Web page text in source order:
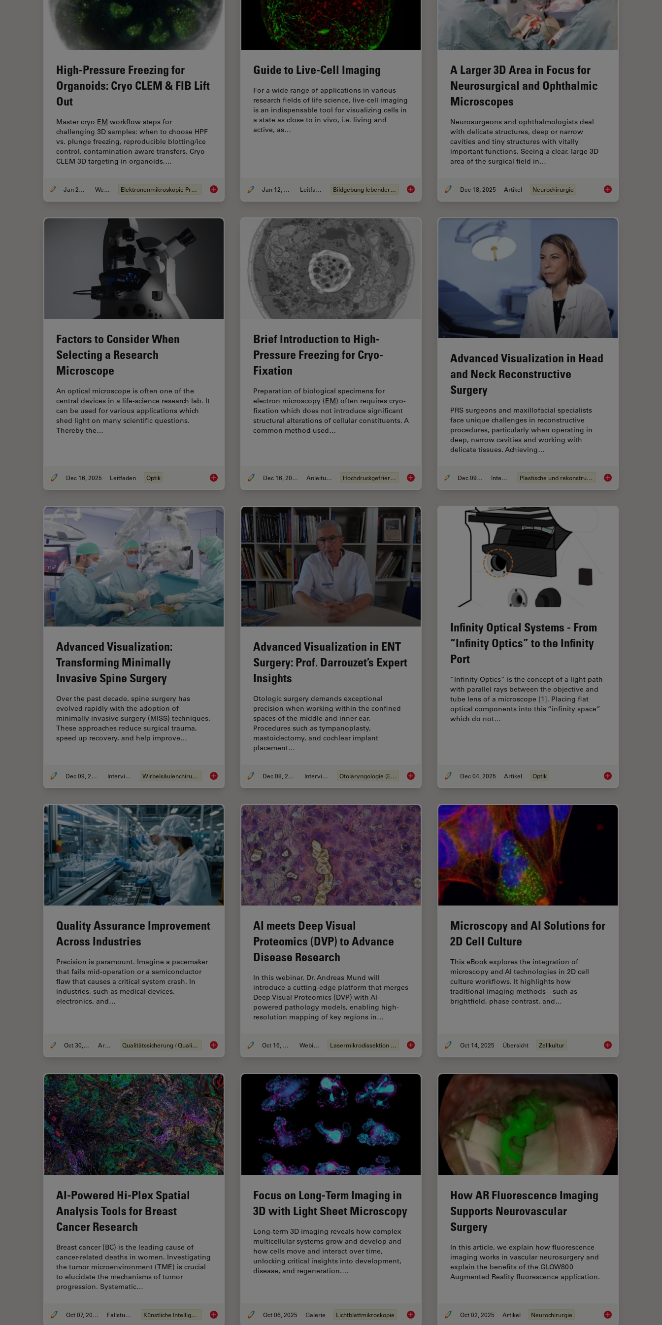
High-Pressure Freezing for
Organoids: Cryo CLEM & FIB Lift
Out
Master cryo EM workflow steps for
challenging 3D samples: when to choose HPF
vs. plunge freezing, reproducible blotting/ice
control, contamination aware transfers, Cryo
CLEM 3D targeting in organoids,…
Jan 22, 2026 Webinar Elektronenmikroskopie Probenvorbereitung High-Pressure Freezing for Organoids: Cryo CLEM &FIB Lift Out
Guide to Live-Cell Imaging
For a wide range of applications in various
research fields of life science, live-cell imaging
is an indispensable tool for visualizing cells in
a state as close to in vivo, i.e. living and
active, as…
Jan 12, 2026 Leitfaden Bildgebung lebender Zellen Guide to Live-Cell Imaging
A Larger 3D Area in Focus for
Neurosurgical and Ophthalmic
Microscopes
Neurosurgeons and ophthalmologists deal
with delicate structures, deep or narrow
cavities and tiny structures with vitally
important functions. Seeing a clear, large 3D
area of the surgical field in…
Dec 18, 2025 Artikel Neurochirurgie A Larger 3D Area in
Factors to Consider When
Selecting a Research
Microscope
An optical microscope is often one of the
central devices in a life-science research lab. It
can be used for various applications which
shed light on many scientific questions.
Thereby the…
Dec 16, 2025 Leitfaden Optik Factors to Consider When Selecting a Research Microscope
Brief Introduction to High-
Pressure Freezing for Cryo-
Fixation
Preparation of biological specimens for
electron microscopy (EM) often requires cryo-
fixation which does not introduce significant
structural alterations of cellular constituents. A
common method used…
Dec 16, 2025 Anleitung Hochdruckgefrieren Brief Introduction to High-Pressure Freezing for Cryo-Fixation
Advanced Visualization in Head
and Neck Reconstructive
Surgery
PRS surgeons and maxillofacial specialists
face unique challenges in reconstructive
procedures, particularly when operating in
deep, narrow cavities and working with
delicate tissues. Achieving…
Dec 09, 2025 Interview Plastische und rekonstruktive Chirurgie Advanced
Advanced Visualization:
Transforming Minimally
Invasive Spine Surgery
Over the past decade, spine surgery has
evolved rapidly with the adoption of
minimally invasive surgery (MISS) techniques.
These approaches reduce surgical trauma,
speed up recovery, and help improve…
Dec 09, 2025 Interview Wirbelsäulenchirurgie Advanced Visualization: Transforming Minimally Invasive Spine Surgery
Advanced Visualization in ENT
Surgery: Prof. Darrouzet’s Expert
Insights
Otologic surgery demands exceptional
precision when working within the confined
spaces of the middle and inner ear.
Procedures such as tympanoplasty,
mastoidectomy, and cochlear implant
placement…
Dec 08, 2025 Interview Otolaryngologie (ENT) Advanced Visualization in ENT Surgery: Prof. Darrouzet’s Expert Insights
Infinity Optical Systems - From
“Infinity Optics” to the Infinity
Port
“Infinity Optics” is the concept of a light path
with parallel rays between the objective and
tube lens of a microscope [1]. Placing flat
optical components into this “infinity space”
which do not…
Dec 04, 2025 Artikel Optik Infinity Optical
Quality Assurance Improvement
Across Industries
Precision is paramount. Imagine a pacemaker
that fails mid-operation or a semiconductor
flaw that causes a critical system crash. In
industries, such as medical devices,
electronics, and…
Oct 30, 2025 Artikel Qualitätssicherung / Qualitätskontrolle Quality Assurance Improvement Across Industries
AI meets Deep Visual
Proteomics (DVP) to Advance
Disease Research
In this webinar, Dr. Andreas Mund will
introduce a cutting-edge platform that merges
Deep Visual Proteomics (DVP) with AI-
powered pathology models, enabling high-
resolution mapping of key regions in…
Oct 16, 2025 Webinar Lasermikrodissektion (LMD) AI meets Deep Visual Proteomics (DVP) to Advance Disease Research
Microscopy and AI Solutions for
2D Cell Culture
This eBook explores the integration of
microscopy and AI technologies in 2D cell
culture workflows. It highlights how
traditional imaging methods—such as
brightfield, phase contrast, and…
Oct 14, 2025 Übersicht Zellkultur Microscopy and AI
AI-Powered Hi-Plex Spatial
Analysis Tools for Breast
Cancer Research
Breast cancer (BC) is the leading cause of
cancer-related deaths in women. Investigating
the tumor microenvironment (TME) is crucial
to elucidate the mechanisms of tumor
progression. Systematic…
Oct 07, 2025 Fallstudie Künstliche Intelligenz AI-Powered Hi-Plex Spatial Analysis Tools for Breast Cancer Research
Focus on Long-Term Imaging in
3D with Light Sheet Microscopy
Long-term 3D imaging reveals how complex
multicellular systems grow and develop and
how cells move and interact over time,
unlocking critical insights into development,
disease, and regeneration.…
Oct 06, 2025 Galerie Lichtblattmikroskopie Focus on Long-Term Imaging in 3D with Light Sheet Microscopy
How AR Fluorescence Imaging
Supports Neurovascular
Surgery
In this article, we explain how fluorescence
imaging works in vascular neurosurgery and
explain the benefits of the GLOW800
Augmented Reality fluorescence application.
Oct 02, 2025 Artikel Neurochirurgie How AR